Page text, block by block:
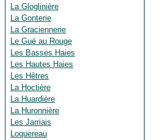
La Gloglinière
La Gonterie
La Graciennerie
Le Gué au Rouge
Les Basses Haies
Les Hautes Haies
Les Hêtres
La Hoctière
La Huardière
La Huronnière
Les Jarriais
Loquereau